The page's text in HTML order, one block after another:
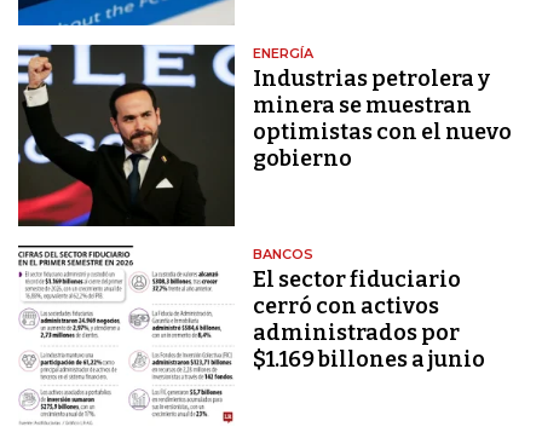
ENERGÍA
Industrias petrolera y
minera se muestran
optimistas con el nuevo
gobierno
BANCOS
El sector fiduciario
cerró con activos
administrados por
$1.169 billones a junio